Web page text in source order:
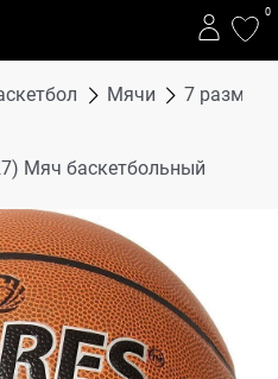
0
Мячи 7 размер
Мяч баскетбольный